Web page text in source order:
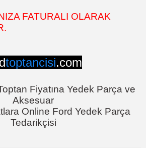
FATURALI OLARAK
toptancisi.com
Fiyatına Yedek Parça ve
Aksesuar
Online Ford Yedek Parça
Tedarikçisi